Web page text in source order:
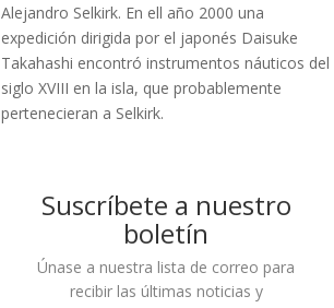
Alejandro Selkirk. En ell año 2000 una
expedición dirigida por el japonés Daisuke
Takahashi encontró instrumentos náuticos del
siglo XVIII en la isla, que probablemente
pertenecieran a Selkirk.
Suscríbete a nuestro
boletín
Únase a nuestra lista de correo para
recibir las últimas noticias y